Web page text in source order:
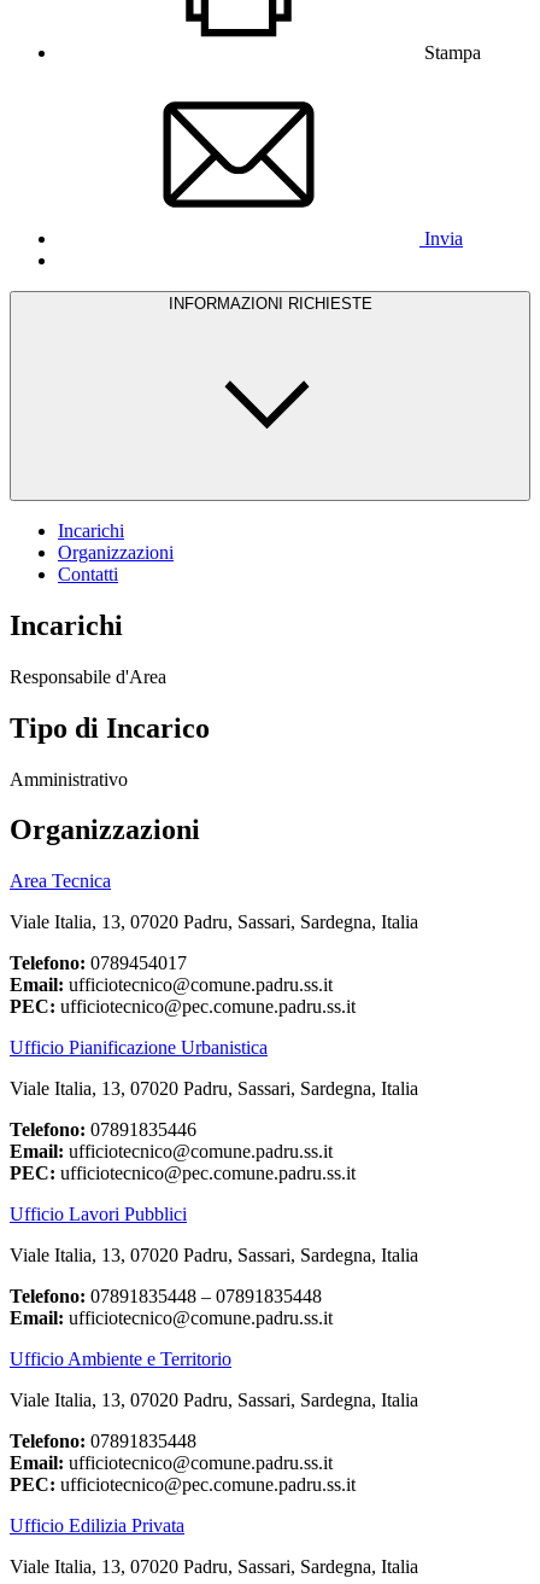
Stampa
Invia
INFORMAZIONI RICHIESTE
Incarichi
Organizzazioni
Contatti
Incarichi
Responsabile d'Area
Tipo di Incarico
Amministrativo
Organizzazioni
Area Tecnica
Viale Italia, 13, 07020 Padru, Sassari, Sardegna, Italia
Telefono: 0789454017
Email: ufficiotecnico@comune.padru.ss.it
PEC: ufficiotecnico@pec.comune.padru.ss.it
Ufficio Pianificazione Urbanistica
Viale Italia, 13, 07020 Padru, Sassari, Sardegna, Italia
Telefono: 07891835446
Email: ufficiotecnico@comune.padru.ss.it
PEC: ufficiotecnico@pec.comune.padru.ss.it
Ufficio Lavori Pubblici
Viale Italia, 13, 07020 Padru, Sassari, Sardegna, Italia
Telefono: 07891835448 – 07891835448
Email: ufficiotecnico@comune.padru.ss.it
Ufficio Ambiente e Territorio
Viale Italia, 13, 07020 Padru, Sassari, Sardegna, Italia
Telefono: 07891835448
Email: ufficiotecnico@comune.padru.ss.it
PEC: ufficiotecnico@pec.comune.padru.ss.it
Ufficio Edilizia Privata
Viale Italia, 13, 07020 Padru, Sassari, Sardegna, Italia